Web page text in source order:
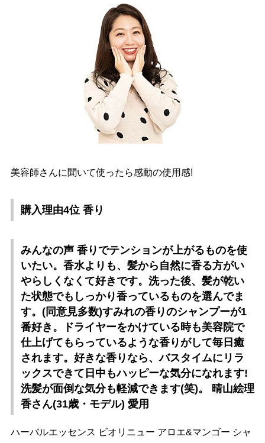
美容師さんに聞いて使ったら感動の使用感!
購入理由4位 香り
みんなの声 香りでテンションが上がるものを使
いたい。香水よりも、髪から自然に香る方がい
らしくなくて好きです。洗った後、髪が乾い
た状態でもしっかり香っているものを選んでま
す。(同意見多数)すみれの香りのシャンプーが1
番好き。ドライヤーをかけている時も美容院で
仕上げてもらっているような香りがして毎日癒
されます。好きな香りなら、バスタイムにリラ
ックスできて日中もハッピーな気分になれます!
洗髪が面倒な気分も軽減できます(笑)。 晴山絵理
香さん(31歳・モデル) 愛用
ハーバルエッセンス ビオリニュー アロエ&マンゴー シャ